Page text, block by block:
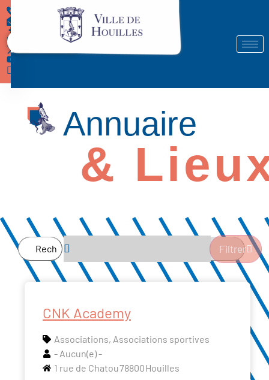
Démarches
Annuaire
&
Filtrer
CNK Academy
Associations, Associations sportives
- Aucun(e) -
1 rue de Chatou78800Houilles